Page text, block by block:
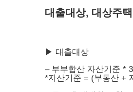
대출대상, 대상주택
▶ 대출대상
– 부부합산 자산기준 *
*자산기준 = (부동산 +